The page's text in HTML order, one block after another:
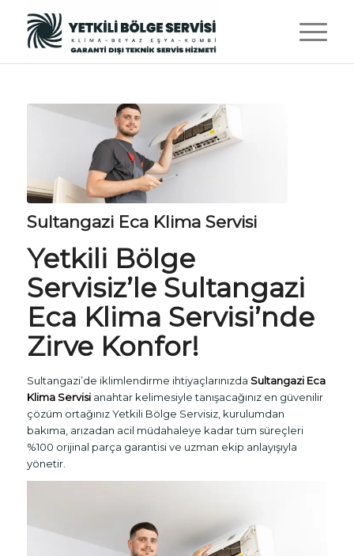
Sultangazi Eca Klima Servisi
Yetkili Bölge
Servisiz’le Sultangazi
Eca Klima Servisi’nde
Zirve Konfor!
Sultangazi’de iklimlendirme ihtiyaçlarınızda Sultangazi Eca
Klima Servisianahtar kelimesiyle tanışacağınız en güvenilir
çözüm ortağınız Yetkili Bölge Servisiz, kurulumdan
bakıma, arızadan acil müdahaleye kadar tüm süreçleri
%100 orijinal parça garantisi ve uzman ekip anlayışıyla
yönetir.